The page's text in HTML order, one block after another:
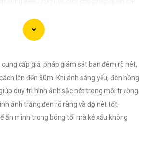
trữ dữ liệu trên thẻ nhớ và đám mây, hỗ trợ
khuôn mặt và cảm biến AI, camera mang lại
tiện cho người dùng.
cấp giải pháp giám sát ban đêm rõ nét,
lên đến 80m. Khi ánh sáng yếu, đèn hồng
duy trì hình ảnh sắc nét trong môi trường
ảnh trắng đen rõ ràng và độ nét tốt,
ẩn mình trong bóng tối mà kẻ xấu không